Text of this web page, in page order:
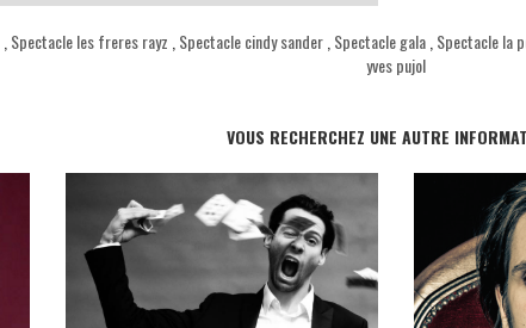
Spectacle les freres rayz Spectacle cindy sander Spectacle gala Spectacle la
yves pujol
VOUS RECHERCHEZ UNE AUTRE